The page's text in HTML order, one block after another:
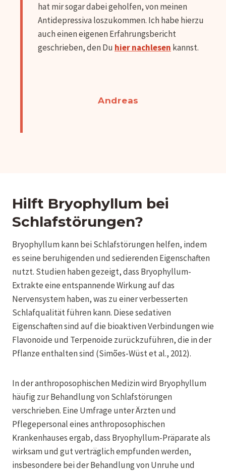
hat mir sogar dabei geholfen, von meinen
Antidepressiva loszukommen. Ich habe hierzu
auch einen eigenen Erfahrungsbericht
geschrieben, den Du hier nachlesen kannst.
Andreas
Hilft Bryophyllum bei
Schlafstörungen?
Bryophyllum kann bei Schlafstörungen helfen, indem
es seine beruhigenden und sedierenden Eigenschaften
nutzt. Studien haben gezeigt, dass Bryophyllum-
Extrakte eine entspannende Wirkung auf das
Nervensystem haben, was zu einer verbesserten
Schlafqualität führen kann. Diese sedativen
Eigenschaften sind auf die bioaktiven Verbindungen wie
Flavonoide und Terpenoide zurückzuführen, die in der
Pflanze enthalten sind (Simões-Wüst et al., 2012).
In der anthroposophischen Medizin wird Bryophyllum
häufig zur Behandlung von Schlafstörungen
verschrieben. Eine Umfrage unter Ärzten und
Pflegepersonal eines anthroposophischen
Krankenhauses ergab, dass Bryophyllum-Präparate als
wirksam und gut verträglich empfunden werden,
insbesondere bei der Behandlung von Unruhe und